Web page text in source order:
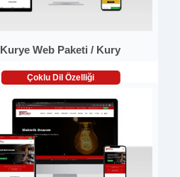
Kurye Web Paketi / Kury
Çoklu Dil Özelliği